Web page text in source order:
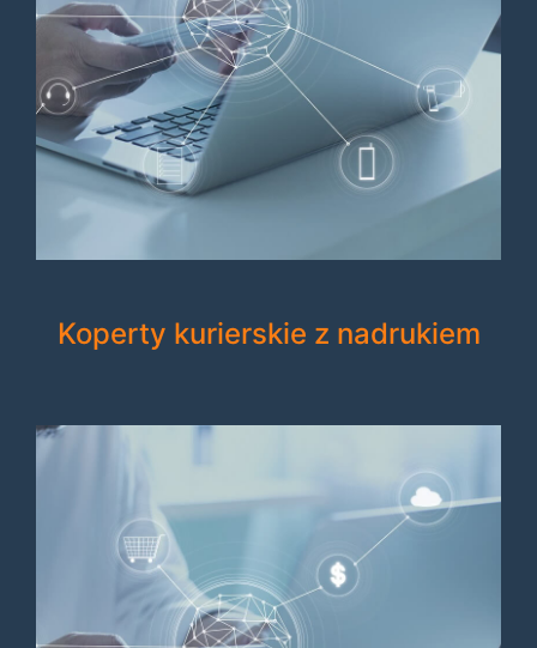
Koperty kurierskie z nadrukiem